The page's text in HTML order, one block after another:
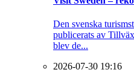
Den svenska
publicerats av
blev de...
2026-07-30 19:16